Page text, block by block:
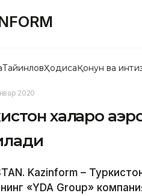
ТайинловҲодисаҚонун ва
2020
халқаро
Kazinform –
«YDA Group»